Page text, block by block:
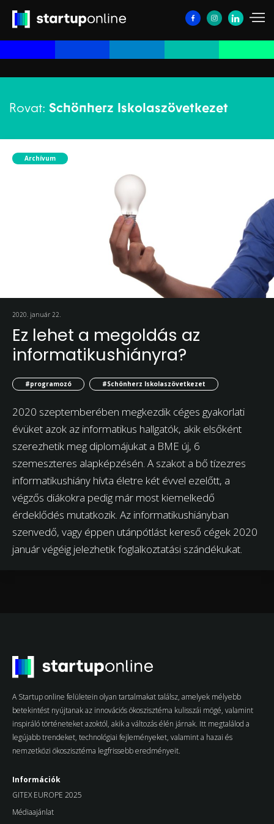
Rovat: Schönherz Iskolaszövetkezet
Archívum
2020. január 22.
Ez lehet a megoldás az
informatikushiányra?
#programozó #Schönherz Iskolaszövetkezet
2020 szeptemberében megkezdik céges gyakorlati
évüket azok az informatikus hallgatók, akik elsőként
szerezhetik meg diplomájukat a BME új, 6
szemeszteres alapképzésén. A szakot a bő tízezres
informatikushiány hívta életre két évvel ezelőtt, a
végzős diákokra pedig már most kiemelkedő
érdeklődés mutatkozik. Az informatikushiányban
szenvedő, vagy éppen utánpótlást kereső cégek 2020
január végéig jelezhetik foglalkoztatási szándékukat.
A Startup online felületein olyan tartalmakat találsz, amelyek mélyebb
betekintést nyújtanak az innovációs ökoszisztéma kulisszái mögé, valamint
inspiráló történeteket azoktól, akik a változás élén járnak. Itt megtalálod a
legújabb trendeket, technológiai fejleményeket, valamint a hazai és
nemzetközi ökoszisztéma legfrissebb eredményeit.
Információk
GITEX EUROPE 2025
Médiaajánlat